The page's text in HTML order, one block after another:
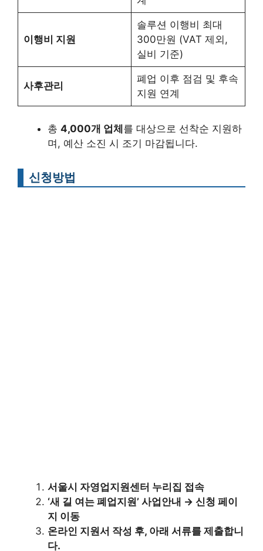
이행비 지원
솔루션 이행비 최대
300만원 (VAT 제외,
실비 기준)
사후관리
폐업 이후 점검 및 후속
지원 연계
총 4,000개 업체를 대상으로 선착순 지원하
며, 예산 소진 시 조기 마감됩니다.
신청방법
서울시 자영업지원센터 누리집 접속
‘새 길 여는 폐업지원’ 사업안내 → 신청 페이
지 이동
온라인 지원서 작성 후, 아래 서류를 제출합니
다.